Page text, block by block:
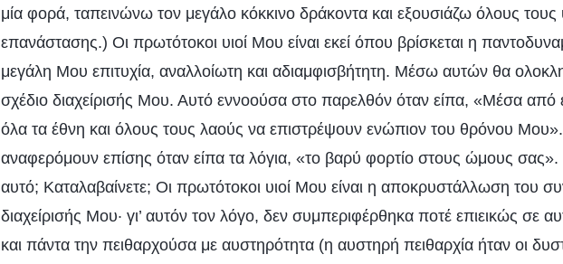
μία φορά, ταπεινώνω τον μεγάλο κόκκινο δράκοντα και εξουσιάζω όλους τους
επανάστασης.) Οι πρωτότοκοι υιοί Μου είναι εκεί όπου βρίσκεται η
μεγάλη Μου επιτυχία, αναλλοίωτη και αδιαμφισβήτητη. Μέσω αυτών θα
σχέδιο διαχείρισής Μου. Αυτό εννοούσα στο παρελθόν όταν είπα, «Μέσα
όλα τα έθνη και όλους τους λαούς να επιστρέψουν ενώπιον του θρόνου
αναφερόμουν επίσης όταν είπα τα λόγια, «το βαρύ φορτίο στους ώμους σας».
αυτό; Καταλαβαίνετε; Οι πρωτότοκοι υιοί Μου είναι η αποκρυστάλλωση του
διαχείρισής Μου· γι’ αυτόν τον λόγο, δεν συμπεριφέρθηκα ποτέ επιεικώς σε
και πάντα την πειθαρχούσα με αυστηρότητα (η αυστηρή πειθαρχία ήταν οι